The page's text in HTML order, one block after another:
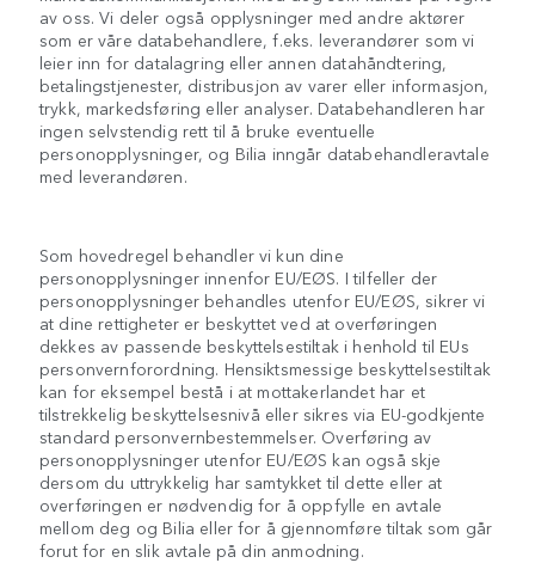
av oss. Vi deler også opplysninger med andre aktører
som er våre databehandlere, f.eks. leverandører som vi
leier inn for datalagring eller annen datahåndtering,
betalingstjenester, distribusjon av varer eller informasjon,
trykk, markedsføring eller analyser. Databehandleren har
ingen selvstendig rett til å bruke eventuelle
personopplysninger, og Bilia inngår databehandleravtale
med leverandøren.
Som hovedregel behandler vi kun dine
personopplysninger innenfor EU/EØS. I tilfeller der
personopplysninger behandles utenfor EU/EØS, sikrer vi
at dine rettigheter er beskyttet ved at overføringen
dekkes av passende beskyttelsestiltak i henhold til EUs
personvernforordning. Hensiktsmessige beskyttelsestiltak
kan for eksempel bestå i at mottakerlandet har et
tilstrekkelig beskyttelsesnivå eller sikres via EU-godkjente
standard personvernbestemmelser. Overføring av
personopplysninger utenfor EU/EØS kan også skje
dersom du uttrykkelig har samtykket til dette eller at
overføringen er nødvendig for å oppfylle en avtale
mellom deg og Bilia eller for å gjennomføre tiltak som går
forut for en slik avtale på din anmodning.